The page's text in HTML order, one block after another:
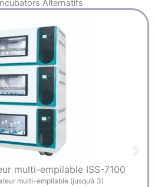
Alternatifs
multi-empilable ISS-7100
multi-empilable (jusqu’à 3)